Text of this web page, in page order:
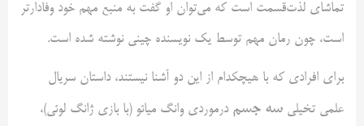
تماشای لذت‌قسمت است که می‌توان او گفت به منبع مهم خود وفادارتر
است، چون رمان مهم توسط یک نویسنده چینی نوشته شده است.
برای افرادی که با هیچکدام از این دو آشنا نیستند، داستان سریال
علمی تخیلی سه جسم درمورد‌ی وانگ میائو (با بازی ژانگ لوئی)،